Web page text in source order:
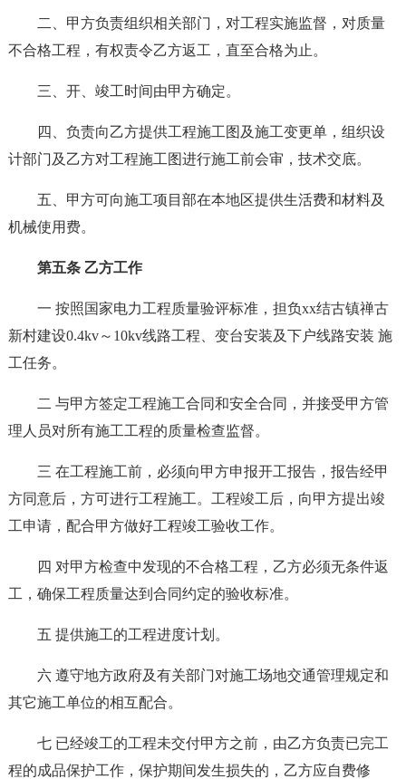
二、甲方负责组织相关部门，对工程实施监督，对质量
不合格工程，有权责令乙方返工，直至合格为止。
三、开、竣工时间由甲方确定。
四、负责向乙方提供工程施工图及施工变更单，组织设
计部门及乙方对工程施工图进行施工前会审，技术交底。
五、甲方可向施工项目部在本地区提供生活费和材料及
机械使用费。
第五条 乙方工作
一 按照国家电力工程质量验评标准，担负xx结古镇禅古
新村建设0.4kv～10kv线路工程、变台安装及下户线路安装 施
工任务。
二 与甲方签定工程施工合同和安全合同，并接受甲方管
理人员对所有施工工程的质量检查监督。
三 在工程施工前，必须向甲方申报开工报告，报告经甲
方同意后，方可进行工程施工。工程竣工后，向甲方提出竣
工申请，配合甲方做好工程竣工验收工作。
四 对甲方检查中发现的不合格工程，乙方必须无条件返
工，确保工程质量达到合同约定的验收标准。
五 提供施工的工程进度计划。
六 遵守地方政府及有关部门对施工场地交通管理规定和
其它施工单位的相互配合。
七 已经竣工的工程未交付甲方之前，由乙方负责已完工
程的成品保护工作，保护期间发生损失的，乙方应自费修